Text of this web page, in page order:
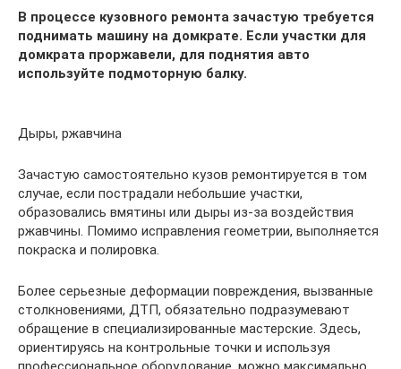
В процессе кузовного ремонта зачастую требуется
поднимать машину на домкрате. Если участки для
домкрата проржавели, для поднятия авто
используйте подмоторную балку.
Дыры, ржавчина
Зачастую самостоятельно кузов ремонтируется в том
случае, если пострадали небольшие участки,
образовались вмятины или дыры из-за воздействия
ржавчины. Помимо исправления геометрии, выполняется
покраска и полировка.
Более серьезные деформации повреждения, вызванные
столкновениями, ДТП, обязательно подразумевают
обращение в специализированные мастерские. Здесь,
ориентируясь на контрольные точки и используя